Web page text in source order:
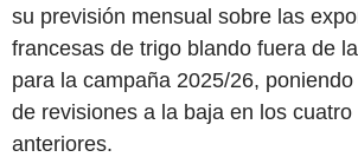
su previsión mensual sobre las
francesas de trigo blando fuera de
para la campaña 2025/26,
de revisiones a la baja en los cuatro
anteriores.